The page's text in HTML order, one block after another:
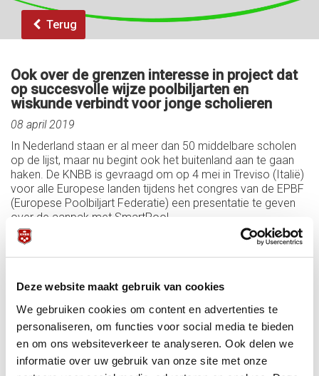
Deze website maakt gebruik van cookies
We gebruiken cookies om content en advertenties te
personaliseren, om functies voor social media te bieden
en om ons websiteverkeer te analyseren. Ook delen we
informatie over uw gebruik van onze site met onze
Terug
Ook over de grenzen interesse in project dat
op succesvolle wijze poolbiljarten en
wiskunde verbindt voor jonge scholieren
08 april 2019
In Nederland staan er al meer dan 50 middelbare scholen
op de lijst, maar nu begint ook het buitenland aan te gaan
haken. De KNBB is gevraagd om op 4 mei in Treviso (Italië)
voor alle Europese landen tijdens het congres van de EPBF
(Europese Poolbiljart Federatie) een presentatie te geven
over de aanpak met SmartPool.